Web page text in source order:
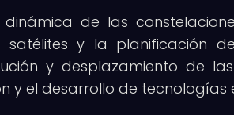
de las
y la planificación
y desplazamiento de
y el desarrollo de tecnologías